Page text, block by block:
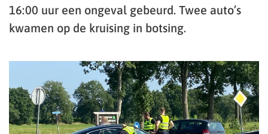
16:00 uur een ongeval gebeurd. Twee auto’s
kwamen op de kruising in botsing.